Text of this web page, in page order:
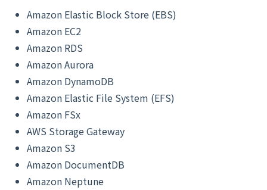
Amazon Elastic Block Store (EBS)
Amazon EC2
Amazon RDS
Amazon Aurora
Amazon DynamoDB
Amazon Elastic File System (EFS)
Amazon FSx
AWS Storage Gateway
Amazon S3
Amazon DocumentDB
Amazon Neptune